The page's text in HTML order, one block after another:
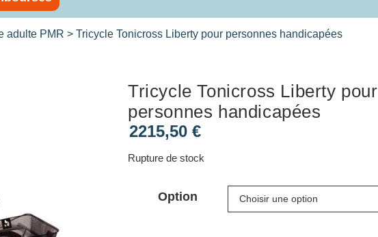
adulte PMR > Tricycle Tonicross Liberty pour personnes handicapées
Tricycle Tonicross Liberty pour
personnes handicapées
2215,50 €
Rupture de stock
Option